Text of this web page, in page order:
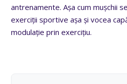
antrenamente. Așa cum mușchii
exerciții sportive așa și vocea
modulație prin exercițiu.